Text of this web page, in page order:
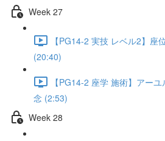
Week 27
【PG14-2 実技 レベル2】座
(20:40)
【PG14-2 座学 施術】アー
念 (2:53)
Week 28